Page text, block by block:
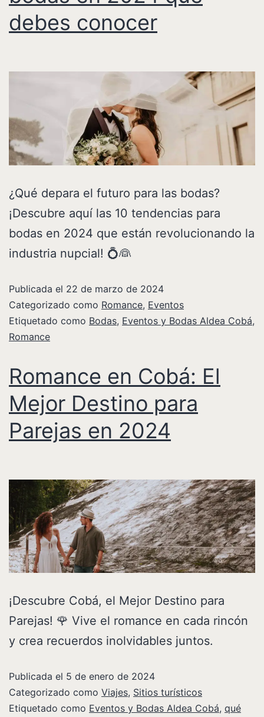
debes conocer
¿Qué depara el futuro para las bodas?
¡Descubre aquí las 10 tendencias para
bodas en 2024 que están revolucionando la
industria nupcial! 💍👰
Publicada el 22 de marzo de 2024
Categorizado como Romance, Eventos
Etiquetado como Bodas, Eventos y Bodas Aldea Cobá,
Romance
Romance en Cobá: El
Mejor Destino para
Parejas en 2024
¡Descubre Cobá, el Mejor Destino para
Parejas! 🌹 Vive el romance en cada rincón
y crea recuerdos inolvidables juntos.
Publicada el 5 de enero de 2024
Categorizado como Viajes, Sitios turísticos
Etiquetado como Eventos y Bodas Aldea Cobá, qué